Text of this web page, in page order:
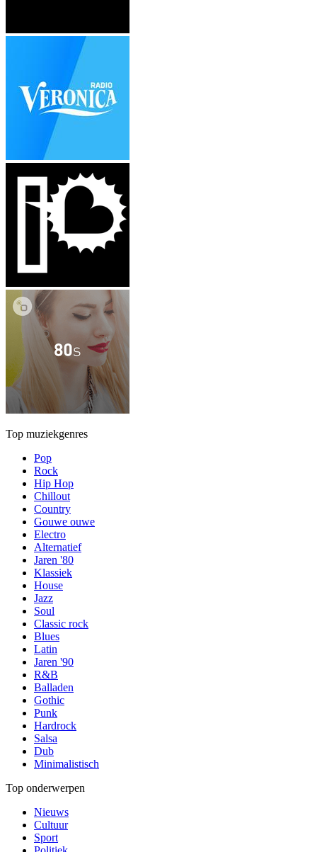
Top muziekgenres
Pop
Rock
Hip Hop
Chillout
Country
Gouwe ouwe
Electro
Alternatief
Jaren '80
Klassiek
House
Jazz
Soul
Classic rock
Blues
Latin
Jaren '90
R&B
Balladen
Gothic
Punk
Hardrock
Salsa
Dub
Minimalistisch
Top onderwerpen
Nieuws
Cultuur
Sport